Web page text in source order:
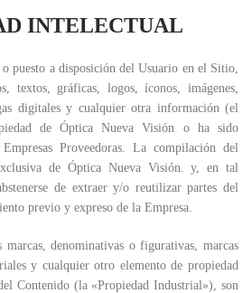
INTELECTUAL
puesto a disposición del Usuario en el Sitio,
textos, gráficas, logos, íconos, imágenes,
digitales y cualquier otra información (el
de Óptica Nueva Visión o ha sido
Proveedoras. La compilación del
de Óptica Nueva Visión. y, en tal
de extraer y/o reutilizar partes del
previo y expreso de la Empresa.
denominativas o figurativas, marcas
y cualquier otro elemento de propiedad
Contenido (la «Propiedad Industrial»), son